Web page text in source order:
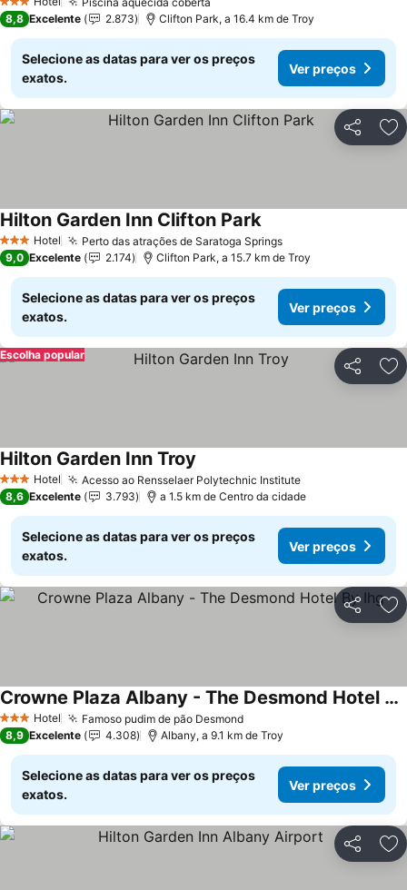
3 Estrelas
8,8 Excelente 2.873 Clifton Park, a 16.4 km de Troy
Selecione as datas para ver os preços
exatos.
Ver preços
Partilhar
3 EstrelasHotel Perto das atrações de Saratoga Springs
Hilton Garden Inn Clifton Park
9,0 Excelente 2.174 Clifton Park, a 15.7 km de Troy
Selecione as datas para ver os preços
exatos.
Ver preços
Partilhar
Escolha popular
3 EstrelasHotel Acesso ao Rensselaer Polytechnic Institute
Hilton Garden Inn Troy
8,6 Excelente 3.793 a 1.5 km de Centro da cidade
Selecione as datas para ver os preços
exatos.
Ver preços
Partilhar
3 EstrelasHotel Famoso pudim de pão Desmond
Crowne Plaza Albany - The Desmond Hotel By Ihg
8,9 Excelente 4.308 Albany, a 9.1 km de Troy
Selecione as datas para ver os preços
exatos.
Ver preços
Partilhar